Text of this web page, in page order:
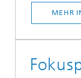
MEHR